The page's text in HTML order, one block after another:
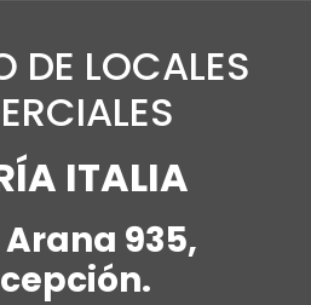
DE LOCALES
ITALIA
935,